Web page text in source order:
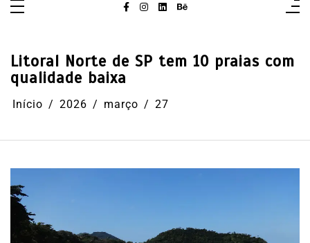
Litoral Norte de SP tem 10 praias com
qualidade baixa
Início 2026 março 27